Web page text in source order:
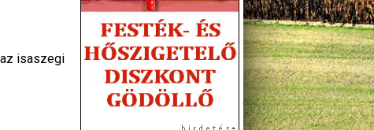
isaszegi
A GÖDÖLLŐI ÉS
KÖRNYÉKBELI
KULTURÁLIS- ÉS
SPORTPROGRAMOKAT
KÖZÖSSÉGI
OLDALUNKON TESSZÜK
KÖZZÉ!